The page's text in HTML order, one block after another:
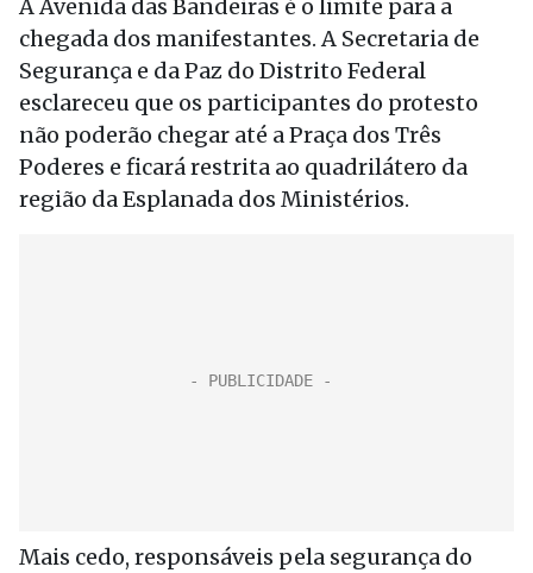
A Avenida das Bandeiras é o limite para a
chegada dos manifestantes. A Secretaria de
Segurança e da Paz do Distrito Federal
esclareceu que os participantes do protesto
não poderão chegar até a Praça dos Três
Poderes e ficará restrita ao quadrilátero da
região da Esplanada dos Ministérios.
Mais cedo, responsáveis pela segurança do